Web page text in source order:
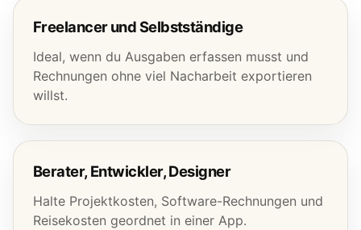
Freelancer und Selbstständige
Ideal, wenn du Ausgaben erfassen musst und
Rechnungen ohne viel Nacharbeit exportieren
willst.
Berater, Entwickler, Designer
Halte Projektkosten, Software-Rechnungen und
Reisekosten geordnet in einer App.